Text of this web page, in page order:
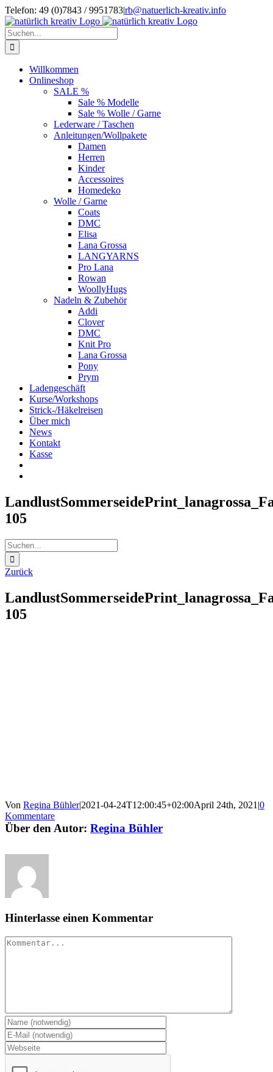
Zum
Inhalt
springen
Telefon: 49 (0)7843 / 9951783|rb@natuerlich-kreativ.info
Suche
nach:
Willkommen
Onlineshop
SALE %
Sale % Modelle
Sale % Wolle / Garne
Lederware / Taschen
Anleitungen/Wollpakete
Damen
Herren
Kinder
Accessoires
Homedeko
Wolle / Garne
Coats
DMC
Elisa
Lana Grossa
LANGYARNS
Pro Lana
Rowan
WoollyHugs
Nadeln & Zubehör
Addi
Clover
DMC
Knit Pro
Lana Grossa
Pony
Prym
Ladengeschäft
Kurse/Workshops
Strick-/Häkelreisen
Über mich
News
Kontakt
Kasse
105
Suche
nach:
Zurück
105
Von Regina Bühler|2021-04-24T12:00:45+02:00April 24th, 2021 |0
Kommentare
Über den Autor: Regina Bühler
Hinterlasse einen Kommentar
Kommentar